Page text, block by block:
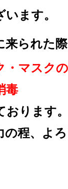
います。
られた際
・マスク
毒
ります。
程、
よ